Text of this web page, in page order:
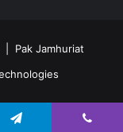
| Pak Jamhuriat